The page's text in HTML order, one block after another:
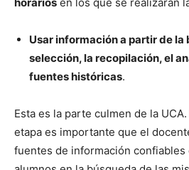
Usar información a partir de la
selección, la recopilación, el
fuentes históricas.
Esta es la parte culmen de la
etapa es importante que el
fuentes de información